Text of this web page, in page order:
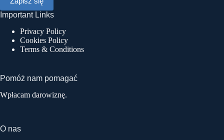
Important Links
Privacy Policy
Cookies Policy
Terms & Conditions
Pomóż nam pomagać
Wpłacam darowiznę.
O nas